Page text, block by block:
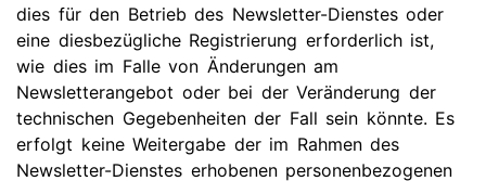
dies für den Betrieb des Newsletter-Dienstes oder
eine diesbezügliche Registrierung erforderlich ist,
wie dies im Falle von Änderungen am
Newsletterangebot oder bei der Veränderung der
technischen Gegebenheiten der Fall sein könnte. Es
erfolgt keine Weitergabe der im Rahmen des
Newsletter-Dienstes erhobenen personenbezogenen